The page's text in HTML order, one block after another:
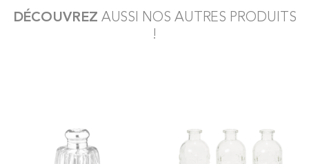
DÉCOUVREZAUSSI NOS AUTRES PRODUITS
!